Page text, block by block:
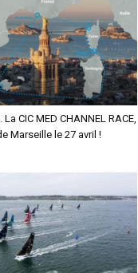
La CIC MED CHANNEL RACE,
Marseille le 27 avril !